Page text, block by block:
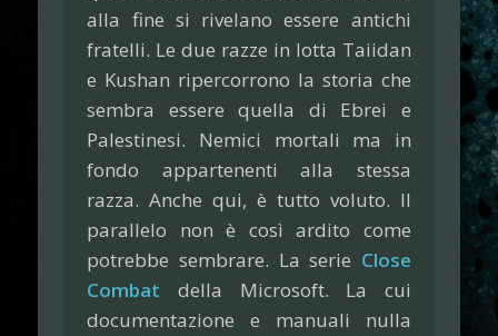
alla fine si rivelano essere antichi
fratelli. Le due razze in lotta Taiidan
e Kushan ripercorrono la storia che
sembra essere quella di Ebrei e
Palestinesi. Nemici mortali ma in
fondo appartenenti alla stessa
razza. Anche qui, è tutto voluto. Il
parallelo non è così ardito come
potrebbe sembrare. La serie Close
Combat della Microsoft. La cui
documentazione e manuali nulla